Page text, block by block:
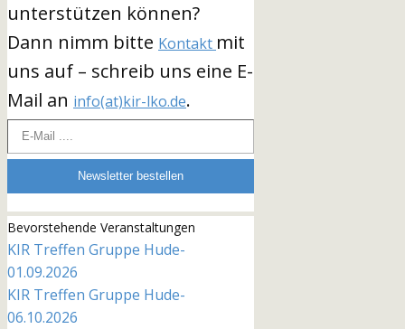
unterstützen können?
Dann nimm bitte Kontakt mit
uns auf – schreib uns eine E-
Mail an info(at)kir-lko.de.
E-Mail ....
Newsletter bestellen
Bevorstehende Veranstaltungen
KIR Treffen Gruppe Hude-
01.09.2026
KIR Treffen Gruppe Hude-
06.10.2026